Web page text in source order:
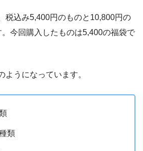
税込み5,400円のものと10,800円の
。今回購入したものは5,400の福袋で
ようになっています。
類